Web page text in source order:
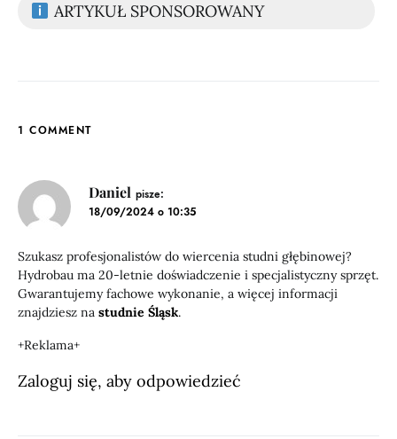
ARTYKUŁ SPONSOROWANY
1 COMMENT
Daniel pisze:
18/09/2024 o 10:35
Szukasz profesjonalistów do wiercenia studni głębinowej?
Hydrobau ma 20-letnie doświadczenie i specjalistyczny sprzęt.
Gwarantujemy fachowe wykonanie, a więcej informacji
znajdziesz na studnie Śląsk.
+Reklama+
Zaloguj się, aby odpowiedzieć